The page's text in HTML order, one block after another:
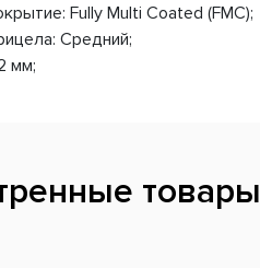
Fully Multi Coated (FMC);
Средний;
мм;
товары